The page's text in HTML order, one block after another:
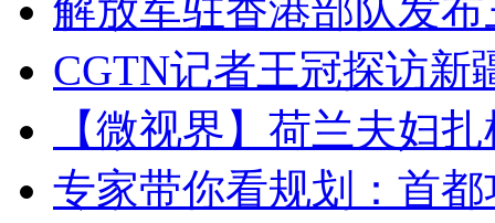
解放军驻香港部队发
CGTN记者王冠探访新
【微视界】荷兰夫妇
专家带你看规划：首